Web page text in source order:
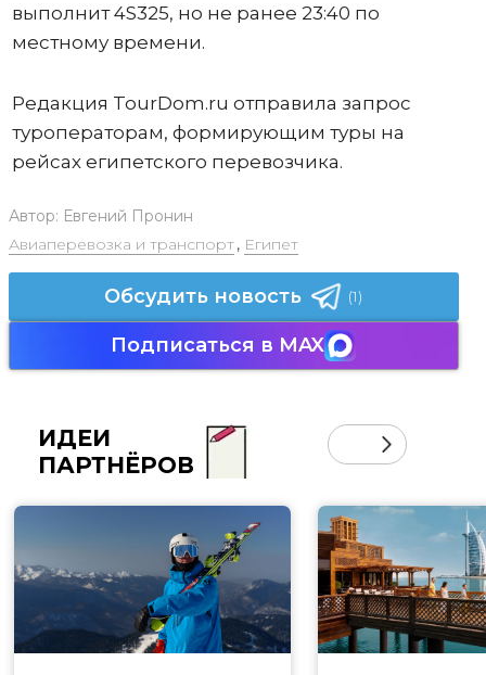
выполнит 4S325, но не ранее 23:40 по
местному времени.
Редакция TourDom.ru отправила запрос
туроператорам, формирующим туры на
рейсах египетского перевозчика.
Автор: Евгений Пронин
Авиаперевозка и транспорт, Египет
Обсудить новость (1)
Подписаться в MAX
ИДЕИ
ПАРТНЁРОВ